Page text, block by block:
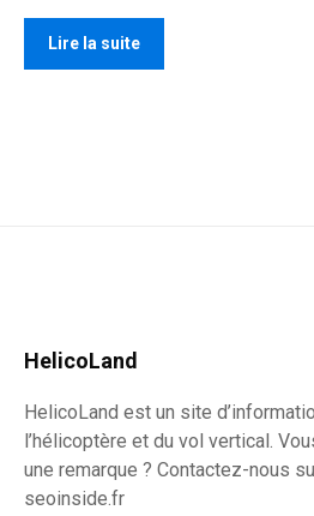
Lire la suite
HelicoLand
HelicoLand est un site
l’hélicoptère et du vol vertical.
une remarque ? Contactez-nous
seoinside.fr